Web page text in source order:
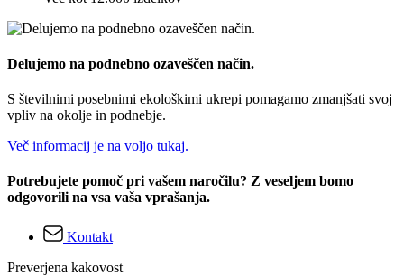
Delujemo na podnebno ozaveščen način.
S številnimi posebnimi ekološkimi ukrepi pomagamo zmanjšati svoj
vpliv na okolje in podnebje.
Več informacij je na voljo tukaj.
Potrebujete pomoč pri vašem naročilu? Z veseljem bomo
odgovorili na vsa vaša vprašanja.
Kontakt
Preverjena kakovost